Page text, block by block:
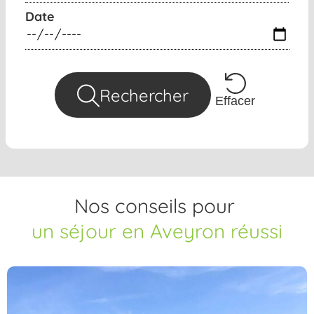
Date
Rechercher Effacer
Nos conseils pour
un séjour en Aveyron réussi